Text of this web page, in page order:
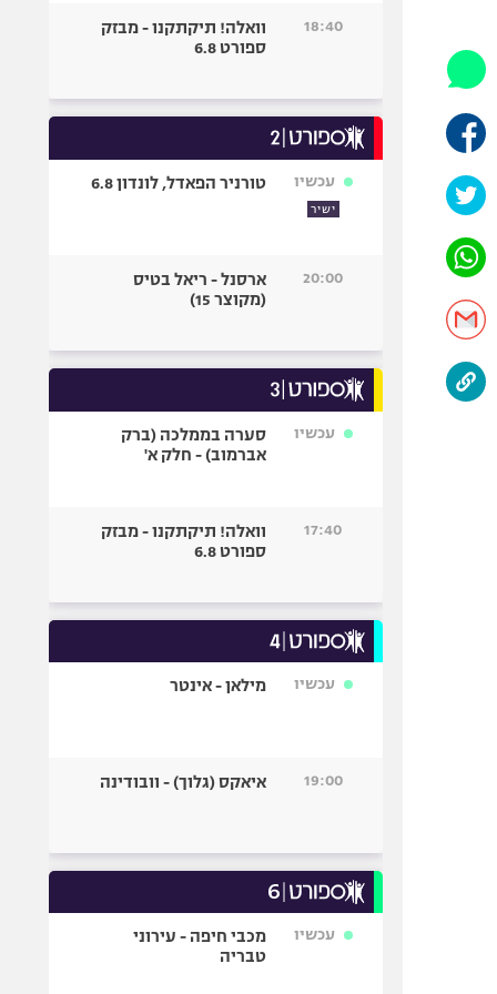
אופניים
כדורמים
פוטבול אמריקאי NFL
גיימינג E-Sports
18:40
וואלה! תיקתקנו - מבזק
ספורט 6.8
עכשיו
ישיר
טורניר הפאדל, לונדון 6.8
20:00
ארסנל - ריאל בטיס
(מקוצר 15)
עכשיו
סערה בממלכה (ברק
אברמוב) - חלק א'
17:40
וואלה! תיקתקנו - מבזק
ספורט 6.8
עכשיו מילאן - אינטר
19:00 איאקס (גלוך) - וובודינה
עכשיו
מכבי חיפה - עירוני
טבריה